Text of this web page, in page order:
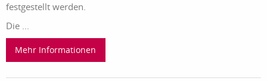
festgestellt werden.
Die ...
Mehr Informationen